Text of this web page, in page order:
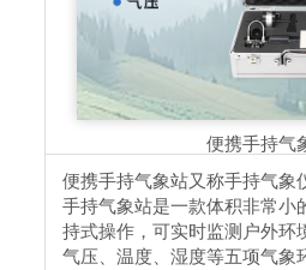
便携手持气
便携手持气象站又称手持气象
手持气象站是一款体积非常小
持式操作，可实时监测户外环
气压、温度、湿度等五项气象